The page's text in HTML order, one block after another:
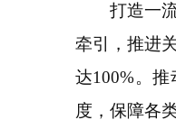
打造一流
牵引，推进
达100%。
度，保障各